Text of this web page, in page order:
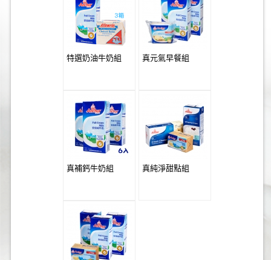
特選奶油牛奶組 真元氣早餐組
真補鈣牛奶組 真純淨甜點組